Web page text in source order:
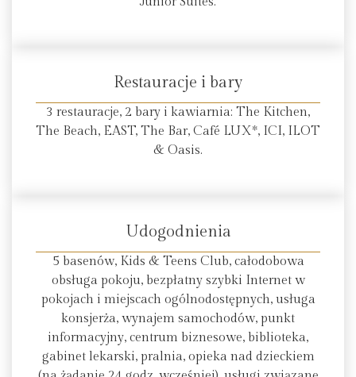
Restauracje i bary
3 restauracje, 2 bary i kawiarnia: The Kitchen,
The Beach, EAST, The Bar, Café LUX*, ICI, ILOT
& Oasis.
Udogodnienia
5 basenów, Kids & Teens Club, całodobowa
obsługa pokoju, bezpłatny szybki Internet w
pokojach i miejscach ogólnodostępnych, usługa
konsjerża, wynajem samochodów, punkt
informacyjny, centrum biznesowe, biblioteka,
gabinet lekarski, pralnia, opieka nad dzieckiem